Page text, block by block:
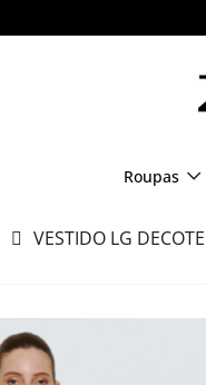
Roupas
VESTIDO LG